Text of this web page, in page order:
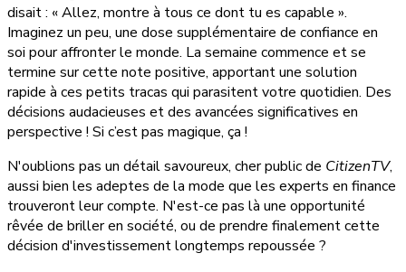
disait : « Allez, montre à tous ce dont tu es capable ».
Imaginez un peu, une dose supplémentaire de confiance en
soi pour affronter le monde. La semaine commence et se
termine sur cette note positive, apportant une solution
rapide à ces petits tracas qui parasitent votre quotidien. Des
décisions audacieuses et des avancées significatives en
perspective ! Si c’est pas magique, ça !
N'oublions pas un détail savoureux, cher public de CitizenTV,
aussi bien les adeptes de la mode que les experts en finance
trouveront leur compte. N'est-ce pas là une opportunité
rêvée de briller en société, ou de prendre finalement cette
décision d'investissement longtemps repoussée ?